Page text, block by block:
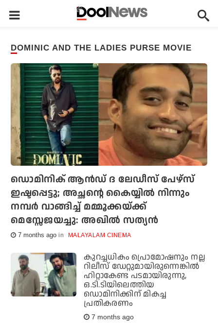
DOMINIC AND THE LADIES PURSE MOVIE
ഡൊമിനിക് ആന്‍ഡ് ദ ലേഡീസ് പേഴ്‌സ്
ഇഷ്ടപ്പെട്ടു; അച്ഛന്റെ കൈയ്യില്‍ നിന്നും
നമ്പര്‍ വാങ്ങിച്ച് മമ്മൂക്കയ്ക്ക്
മെസ്സേജയച്ചു: അഖില്‍ സത്യന്‍
7 months ago MALAYALAM CINEMA
കുറച്ചധികം പ്രൊമോഷനും നല്ല
റിലീസ് ഡേറ്റുമായിരുന്നെങ്കില്‍
ഹിറ്റാകേണ്ട പടമായിരുന്നു,
ഒ.ടി.ടിയിലെത്തിയ
ഡൊമിനിക്കിന് മികച്ച
പ്രതികരണം
7 months ago